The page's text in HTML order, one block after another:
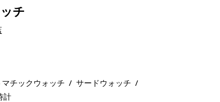
チ
マチックウォッチ
サードウォッチ
計